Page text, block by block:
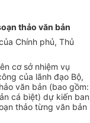
thảo văn bản
Chính phủ, Thủ
cơ sở nhiệm vụ
của lãnh đạo Bộ,
văn bản (bao gồm:
cá biệt) dự kiến ban
thảo từng văn bản